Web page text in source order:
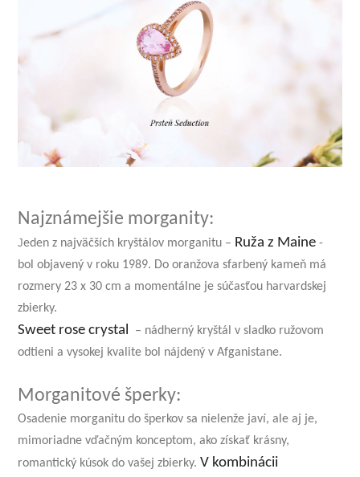
Najznámejšie morganity:
Jeden z najväčších kryštálov morganitu – Ruža z Maine -
bol objavený v roku 1989. Do oranžova sfarbený kameň má
rozmery 23 x 30 cm a momentálne je súčasťou harvardskej
zbierky.
Sweet rose crystal
– nádherný kryštál v sladko ružovom
odtieni a vysokej kvalite bol nájdený v Afganistane.
Morganitové šperky:
Osadenie morganitu do šperkov sa nielenže javí, ale aj je,
mimoriadne vďačným konceptom, ako získať krásny,
romantický kúsok do vašej zbierky.V kombinácii